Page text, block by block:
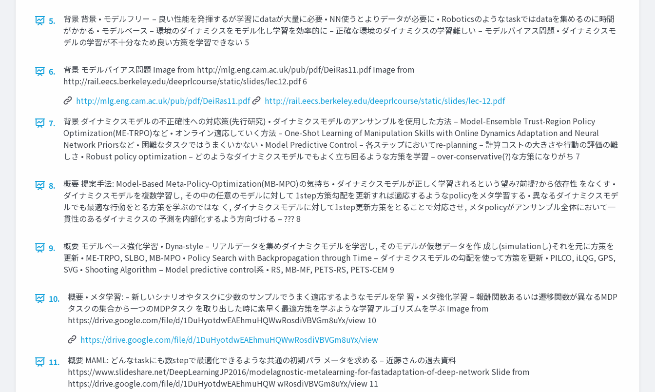
5.
背景 背景 • モデルフリー – 良い性能を発揮するが学習にdataが大量に必要 • NN使うとよりデータが必要に • Roboticsのようなtaskではdataを集めるのに時間
がかかる • モデルベース – 環境のダイナミクスをモデル化し学習を効率的に – 正確な環境のダイナミクスの学習難しい – モデルバイアス問題 • ダイナミクスモ
デルの学習が不十分なため良い方策を学習できない 5
6.
背景 モデルバイアス問題 Image from http://mlg.eng.cam.ac.uk/pub/pdf/DeiRas11.pdf Image from
http://rail.eecs.berkeley.edu/deeprlcourse/static/slides/lec12.pdf 6
http://mlg.eng.cam.ac.uk/pub/pdf/DeiRas11.pdf
http://rail.eecs.berkeley.edu/deeprlcourse/static/slides/lec-12.pdf
7.
背景 ダイナミクスモデルの不正確性への対応策(先行研究) • ダイナミクスモデルのアンサンブルを使用した方法 – Model-Ensemble Trust-Region Policy
Optimization(ME-TRPO)など • オンライン適応していく方法 – One-Shot Learning of Manipulation Skills with Online Dynamics Adaptation and Neural
Network Priorsなど • 困難なタスクではうまくいかない • Model Predictive Control – 各ステップにおいてre-planning – 計算コストの大きさや行動の評価の難
しさ • Robust policy optimization – どのようなダイナミクスモデルでもよく立ち回るような方策を学習 – over-conservative(?)な方策になりがち 7
8.
概要 提案手法: Model-Based Meta-Policy-Optimization(MB-MPO)の気持ち • ダイナミクスモデルが正しく学習されるという望み?前提?から依存性 をなくす •
ダイナミクスモデルを複数学習し, その中の任意のモデルに対して 1step方策勾配を更新すれば適応するようなpolicyをメタ学習する • 異なるダイナミクスモデ
ルでも最適な行動をとる方策を学ぶのではな く, ダイナミクスモデルに対して1step更新方策をとることで対応させ, メタpolicyがアンサンブル全体において一
貫性のあるダイナミクスの 予測を内部化するよう方向づける – ??? 8
9.
概要 モデルベース強化学習 • Dyna-style – リアルデータを集めダイナミクモデルを学習し, そのモデルが仮想データを作 成し(simulationし)それを元に方策を
更新 • ME-TRPO, SLBO, MB-MPO • Policy Search with Backpropagation through Time – ダイナミクスモデルの勾配を使って方策を更新 • PILCO, iLQG, GPS,
SVG • Shooting Algorithm – Model predictive control系 • RS, MB-MF, PETS-RS, PETS-CEM 9
10.
概要 • メタ学習: – 新しいシナリオやタスクに少数のサンプルでうまく適応するようなモデルを学 習 • メタ強化学習 – 報酬関数あるいは遷移関数が異なるMDP
タスクの集合から一つのMDPタスク を取り出した時に素早く最適方策を学ぶような学習アルゴリズムを学ぶ Image from
https://drive.google.com/file/d/1DuHyotdwEAEhmuHQWwRosdiVBVGm8uYx/view 10
https://drive.google.com/file/d/1DuHyotdwEAEhmuHQWwRosdiVBVGm8uYx/view
11.
概要 MAML: どんなtaskにも数stepで最適化できるような共通の初期パラ メータを求める – 近藤さんの過去資料
https://www.slideshare.net/DeepLearningJP2016/modelagnostic-metalearning-for-fastadaptation-of-deep-network Slide from
https://drive.google.com/file/d/1DuHyotdwEAEhmuHQW wRosdiVBVGm8uYx/view 11